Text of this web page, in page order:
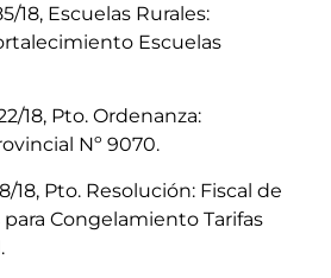
18, Escuelas Rurales:
Escuelas
18, Pto. Ordenanza:
Nº 9070.
18, Pto. Resolución: Fiscal de
Congelamiento Tarifas